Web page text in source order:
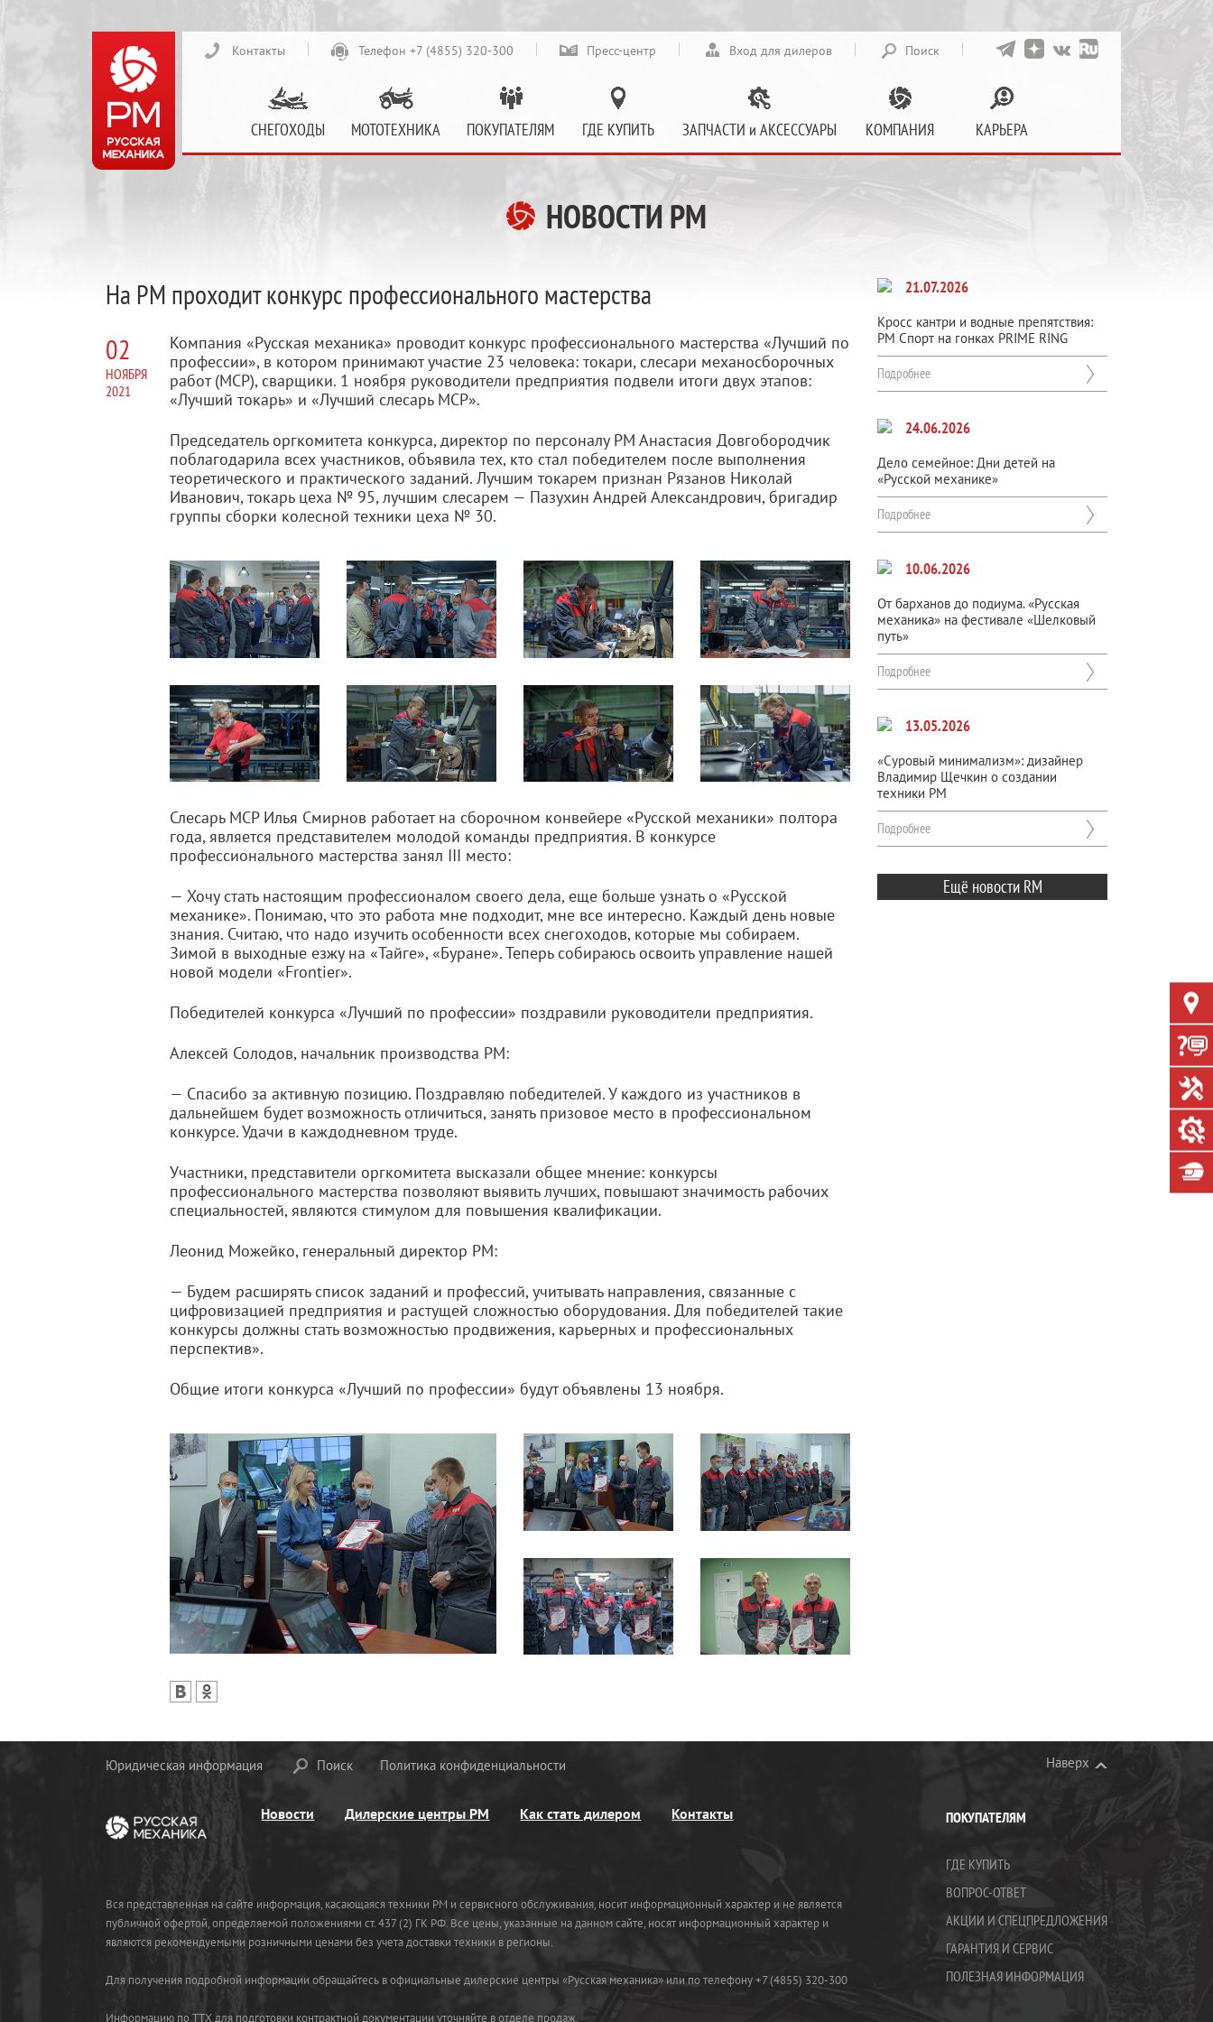
Контакты Телефон +7 (4855) 320-300 Пресс-центр Вход для дилеров Поиск
СНЕГОХОДЫ МОТОТЕХНИКА ПОКУПАТЕЛЯМ ГДЕ КУПИТЬ ЗАПЧАСТИ и АКСЕССУАРЫ КОМПАНИЯ КАРЬЕРА
НОВОСТИ РМ
На РМ проходит конкурс профессионального мастерства
02
НОЯБРЯ
2021
Компания «Русская механика» проводит конкурс профессионального мастерства «Лучший по
профессии», в котором принимают участие 23 человека: токари, слесари механосборочных
работ (МСР), сварщики. 1 ноября руководители предприятия подвели итоги двух этапов:
«Лучший токарь» и «Лучший слесарь МСР».
Председатель оргкомитета конкурса, директор по персоналу РМ Анастасия Довгобородчик
поблагодарила всех участников, объявила тех, кто стал победителем после выполнения
теоретического и практического заданий. Лучшим токарем признан Рязанов Николай
Иванович, токарь цеха № 95, лучшим слесарем — Пазухин Андрей Александрович, бригадир
группы сборки колесной техники цеха № 30.
Слесарь МСР Илья Смирнов работает на сборочном конвейере «Русской механики» полтора
года, является представителем молодой команды предприятия. В конкурсе
профессионального мастерства занял III место:
— Хочу стать настоящим профессионалом своего дела, еще больше узнать о «Русской
механике». Понимаю, что это работа мне подходит, мне все интересно. Каждый день новые
знания. Считаю, что надо изучить особенности всех снегоходов, которые мы собираем.
Зимой в выходные езжу на «Тайге», «Буране». Теперь собираюсь освоить управление нашей
новой модели «Frontier».
Победителей конкурса «Лучший по профессии» поздравили руководители предприятия.
Алексей Солодов, начальник производства РМ:
— Спасибо за активную позицию. Поздравляю победителей. У каждого из участников в
дальнейшем будет возможность отличиться, занять призовое место в профессиональном
конкурсе. Удачи в каждодневном труде.
Участники, представители оргкомитета высказали общее мнение: конкурсы
профессионального мастерства позволяют выявить лучших, повышают значимость рабочих
специальностей, являются стимулом для повышения квалификации.
Леонид Можейко, генеральный директор РМ:
— Будем расширять список заданий и профессий, учитывать направления, связанные с
цифровизацией предприятия и растущей сложностью оборудования. Для победителей такие
конкурсы должны стать возможностью продвижения, карьерных и профессиональных
перспектив».
Общие итоги конкурса «Лучший по профессии» будут объявлены 13 ноября.
21.07.2026
Кросс кантри и водные препятствия:
РМ Спорт на гонках PRIME RING
Подробнее
24.06.2026
Дело семейное: Дни детей на
«Русской механике»
Подробнее
10.06.2026
От барханов до подиума. «Русская
механика» на фестивале «Шелковый
путь»
Подробнее
13.05.2026
«Суровый минимализм»: дизайнер
Владимир Щечкин о создании
техники РМ
Подробнее
Ещё новости RM
Юридическая информация Поиск Политика конфиденциальности Наверх
Новости Дилерские центры РМ Как стать дилером Контакты
Вся представленная на сайте информация, касающаяся техники РМ и сервисного обслуживания, носит информационный характер и не является
публичной офертой, определяемой положениями ст. 437 (2) ГК РФ. Все цены, указанные на данном сайте, носят информационный характер и
являются рекомендуемыми розничными ценами без учета доставки техники в регионы.
Для получения подробной информации обращайтесь в официальные дилерские центры «Русская механика» или по телефону +7 (4855) 320-300
Информацию по ТТХ для подготовки контрактной документации уточняйте в отделе продаж.
ПОКУПАТЕЛЯМ
ГДЕ КУПИТЬ
ВОПРОС-ОТВЕТ
АКЦИИ И СПЕЦПРЕДЛОЖЕНИЯ
ГАРАНТИЯ И СЕРВИС
ПОЛЕЗНАЯ ИНФОРМАЦИЯ